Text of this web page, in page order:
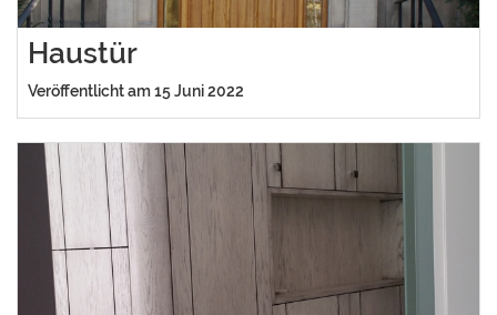
Haustür
Veröffentlicht am 15 Juni 2022